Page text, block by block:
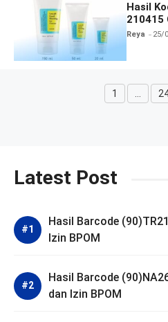
Hasil
210415
Morning
Reya 25/
Halaman
1
Latest Post
Hasil Barcode
Izin BPOM
Hasil Barcode
dan Izin BPOM